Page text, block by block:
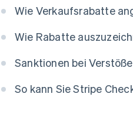
Wie Verkaufsrabatte
Wie Rabatte
Sanktionen bei
So kann Sie Stripe